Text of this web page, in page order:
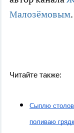
Малозёмовым.
Читайте также:
Сыплю
поливаю